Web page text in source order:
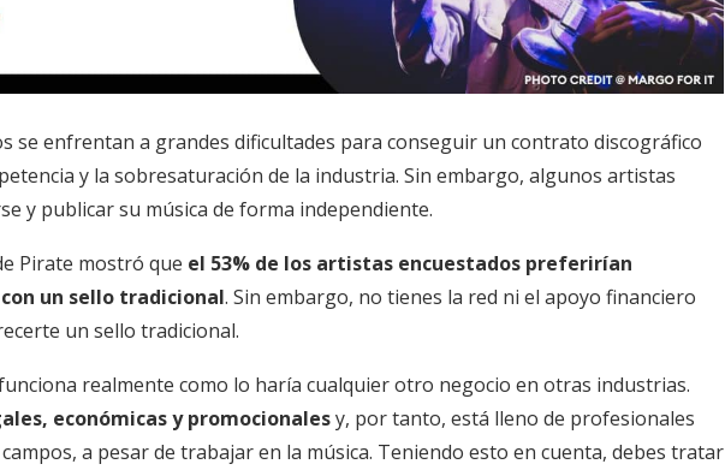
se enfrentan a grandes dificultades para conseguir un contrato discográfico
y la sobresaturación de la industria. Sin embargo, algunos artistas
y publicar su música de forma independiente.
Pirate mostró que el 53% de los artistas encuestados preferirían
un sello tradicional. Sin embargo, no tienes la red ni el apoyo financiero
un sello tradicional.
realmente como lo haría cualquier otro negocio en otras industrias.
económicas y promocionalesy, por tanto, está lleno de profesionales
a pesar de trabajar en la música. Teniendo esto en cuenta, debes tratar